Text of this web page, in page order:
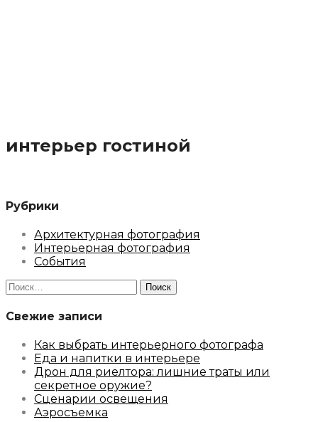
интерьер гостиной
Рубрики
Архитектурная фотография
Интерьерная фотография
События
Найти:
Свежие записи
Как выбрать интерьерного фотографа
Еда и напитки в интерьере
Дрон для риелтора: лишние траты или
секретное оружие?
Сценарии освещения
Аэросъемка